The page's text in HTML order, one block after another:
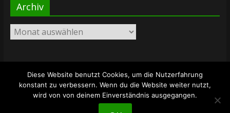
Archiv
Archiv
Copyright © 2026The Lost Dungeon. Alle Rechte vorbehalten.
Theme: ColorMag vonThemeGrill. Bereitgestellt von
WordPress
Diese Website benutzt Cookies, um die Nutzerfahrung
konstant zu verbessern. Wenn du die Website weiter nutzt,
wird von von deinem Einverständnis ausgegangen.